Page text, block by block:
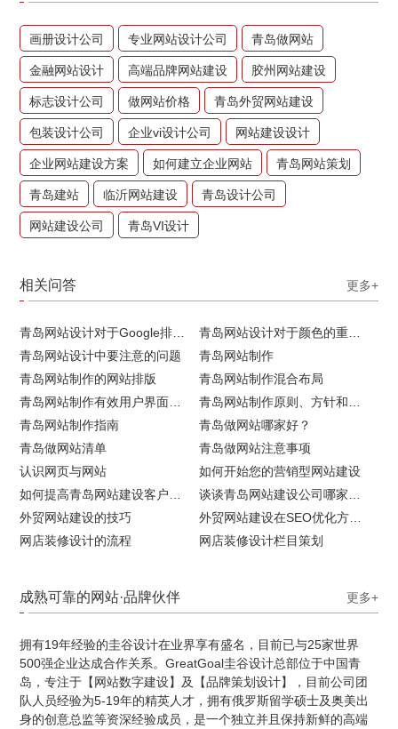
画册设计公司 专业网站设计公司 青岛做网站
金融网站设计 高端品牌网站建设 胶州网站建设
标志设计公司 做网站价格 青岛外贸网站建设
包装设计公司 企业vi设计公司 网站建设设计
企业网站建设方案 如何建立企业网站 青岛网站策划
青岛建站 临沂网站建设 青岛设计公司
网站建设公司 青岛VI设计
相关问答 更多+
青岛网站设计中要注意的问题
青岛网站制作
青岛网站制作的网站排版
青岛网站制作混合布局
青岛网站制作指南
青岛做网站哪家好？
青岛做网站清单
青岛做网站注意事项
认识网页与网站
如何开始您的营销型网站建设
外贸网站建设的技巧
网店装修设计的流程
网店装修设计栏目策划
成熟可靠的网站·品牌伙伴 更多+
拥有19年经验的圭谷设计在业界享有盛名，目前已与25家世界
500强企业达成合作关系。GreatGoal圭谷设计总部位于中国青
岛，专注于【网站数字建设】及【品牌策划设计】，目前公司团
队人员经验为5-19年的精英人才，拥有俄罗斯留学硕士及奥美出
身的创意总监等资深经验成员，是一个独立并且保持新鲜的高端